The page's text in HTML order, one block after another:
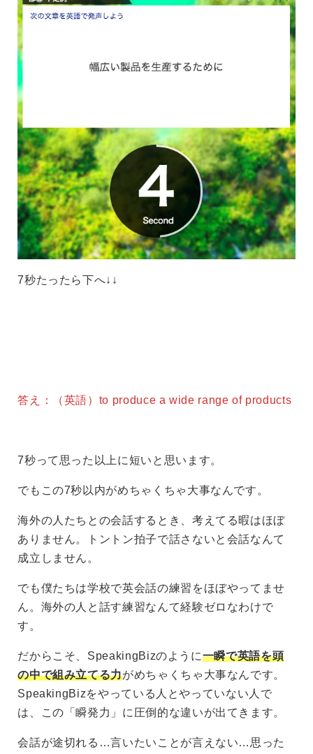
7秒たったら下へ↓↓
答え：（英語）to produce a wide range of products
7秒って思った以上に短いと思います。
でもこの7秒以内がめちゃくちゃ大事なんです。
海外の人たちとの会話するとき、考えてる暇はほぼ
ありません。トントン拍子で話さないと会話なんて
成立しません。
でも僕たちは学校で英会話の練習をほぼやってませ
ん。海外の人と話す練習なんて経験ゼロなわけで
す。
だからこそ、SpeakingBizのように一瞬で英語を頭
の中で組み立てる力がめちゃくちゃ大事なんです。
SpeakingBizをやっている人とやっていない人で
は、この「瞬発力」に圧倒的な違いが出てきます。
会話が途切れる…言いたいことが言えない…思った